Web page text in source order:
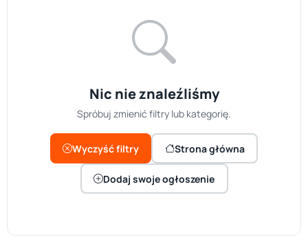
Nic nie znaleźliśmy
Spróbuj zmienić filtry lub kategorię.
Wyczyść filtry Strona główna
Dodaj swoje ogłoszenie